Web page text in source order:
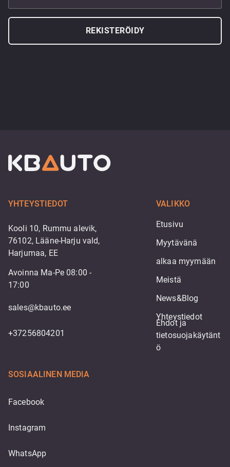
REKISTERÖIDY
YHTEYSTIEDOT
Kooli 10, Rummu alevik,
76102, Lääne-Harju vald,
Harjumaa, EE
Avoinna Ma-Pe 08:00 -
17:00
sales@kbauto.ee
+37256804201
VALIKKO
Etusivu
Myytävänä
alkaa myymään
Meistä
News&Blog
Yhteystiedot
Ehdot ja
tietosuojakäytänt
ö
SOSIAALINEN MEDIA
Facebook
Instagram
WhatsApp